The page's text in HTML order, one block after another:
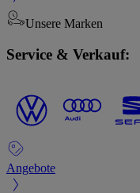
Unsere Marken
Service & Verkauf:
Angebote